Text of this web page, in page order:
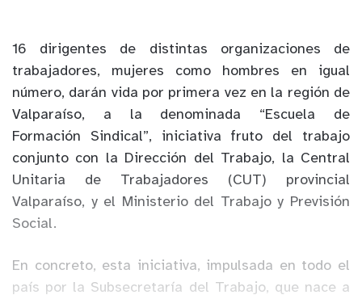
16 dirigentes de distintas organizaciones de
trabajadores, mujeres como hombres en igual
número, darán vida por primera vez en la región de
Valparaíso, a la denominada “Escuela de
Formación Sindical”, iniciativa fruto del trabajo
conjunto con la Dirección del Trabajo, la Central
Unitaria de Trabajadores (CUT) provincial
Valparaíso, y el Ministerio del Trabajo y Previsión
Social.
En concreto, esta iniciativa, impulsada en todo el
país por la Subsecretaría del Trabajo, que nace a